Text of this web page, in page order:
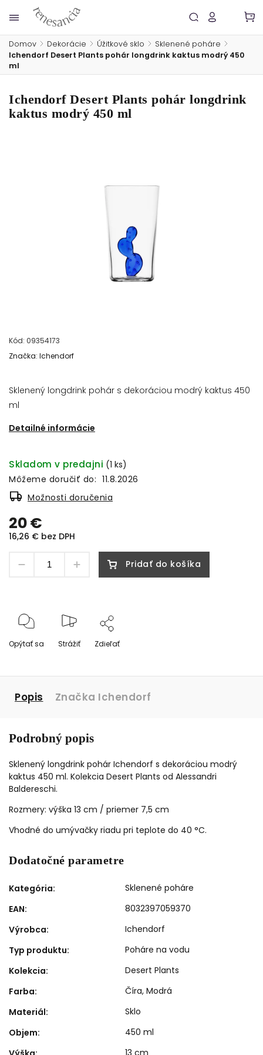
Domov / Dekorácie / Úžitkové sklo / Sklenené poháre /
Ichendorf Desert Plants pohár longdrink kaktus modrý 450
ml
Ichendorf Desert Plants pohár longdrink
kaktus modrý 450 ml
Kód: 09354173
Sklenený longdrink pohár s dekoráciou modrý kaktus 450
ml
Detailné informácie
Značka: Ichendorf
20 €
16,26 € bez DPH
Skladom v predajni (1 ks)
Môžeme doručiť do: 11.8.2026
Možnosti doručenia
Pridať do košíka
Opýtať sa Strážiť Zdieľať
Popis Značka Ichendorf
Podrobný popis
Sklenený longdrink pohár Ichendorf s dekoráciou modrý
kaktus 450 ml. Kolekcia Desert Plants od Alessandri
Baldereschi.
Rozmery: výška 13 cm / priemer 7,5 cm
Vhodné do umývačky riadu pri teplote do 40 °C.
Dodatočné parametre
Kategória:
Sklenené poháre
EAN:
8032397059370
Výrobca:
Ichendorf
Typ produktu:
Poháre na vodu
Kolekcia:
Desert Plants
Farba: Číra, Modrá
Materiál:
Sklo
Objem:
450 ml